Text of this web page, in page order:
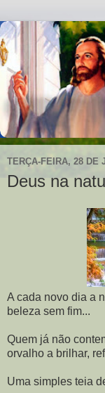
TERÇA-FEIRA, 28 DE
Deus na
A cada novo dia a
beleza sem fim...
Quem já não
orvalho a brilhar,
Uma simples teia